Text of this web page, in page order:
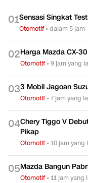
01Sensasi Singkat
Otomotif•dalam 5 jam
02Harga Mazda CX-
Otomotif•9 jam yang
033 Mobil Jagoan
Otomotif•7 jam yang
04Chery Tiggo V
Pikap
Otomotif•10 jam yang
05Mazda Bangun
Otomotif•11 jam yang